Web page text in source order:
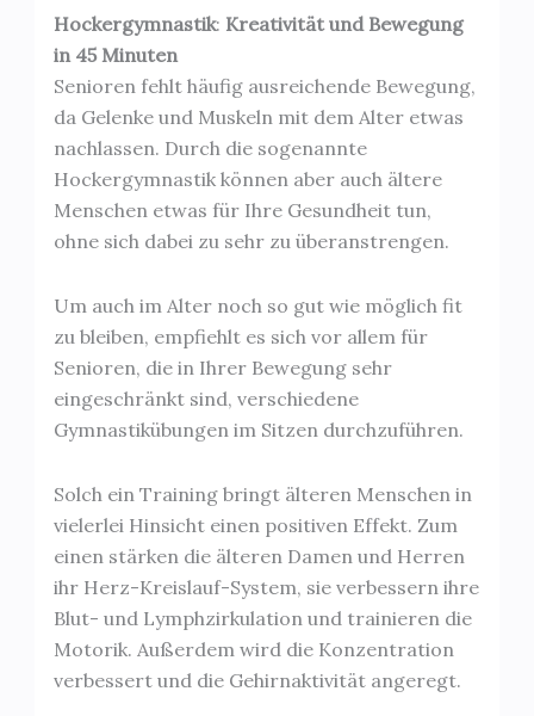
Hockergymnastik: Kreativität und Bewegung
in 45 Minuten
Senioren fehlt häufig ausreichende Bewegung,
da Gelenke und Muskeln mit dem Alter etwas
nachlassen. Durch die sogenannte
Hockergymnastik können aber auch ältere
Menschen etwas für Ihre Gesundheit tun,
ohne sich dabei zu sehr zu überanstrengen.
Um auch im Alter noch so gut wie möglich fit
zu bleiben, empfiehlt es sich vor allem für
Senioren, die in Ihrer Bewegung sehr
eingeschränkt sind, verschiedene
Gymnastikübungen im Sitzen durchzuführen.
Solch ein Training bringt älteren Menschen in
vielerlei Hinsicht einen positiven Effekt. Zum
einen stärken die älteren Damen und Herren
ihr Herz-Kreislauf-System, sie verbessern ihre
Blut- und Lymphzirkulation und trainieren die
Motorik. Außerdem wird die Konzentration
verbessert und die Gehirnaktivität angeregt.